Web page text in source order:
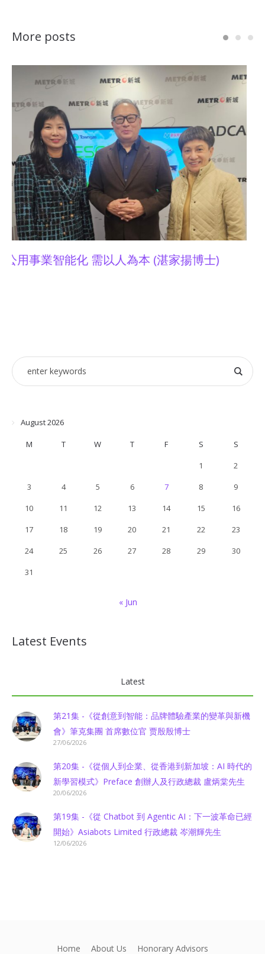
More posts
01金融科技卓領大獎2023
August 2026
M T W T F S
S
1
2
3
4 5 6 7 8
9
10
11 12 13 14 15
16
17
18 19 20 21 22
23
24
25 26 27 28 29
30
31
« Jun
Latest Events
Latest
第21集 -《從創意到智能：品牌體驗產業的變革與新機
會》筆克集團 首席數位官 贾殷殷博士
27/06/2026
第20集 -《從個人到企業、從香港到新加坡：AI 時代的
新學習模式》Preface 創辦人及行政總裁 盧炳棠先生
20/06/2026
第19集 -《從 Chatbot 到 Agentic AI：下一波革命已經
開始》Asiabots Limited 行政總裁 岑潮輝先生
12/06/2026
Home About Us Honorary Advisors